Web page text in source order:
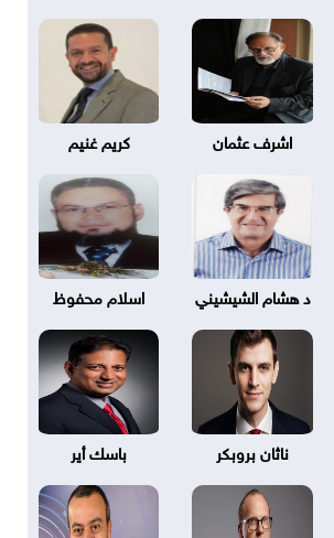
اشرف عثمان كريم غنيم
د هشام الشيشيني اسلام محفوظ
ناثان بروبكر باسك أير